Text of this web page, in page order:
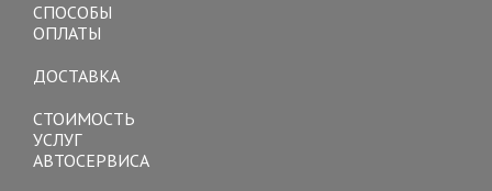
СПОСОБЫ
ОПЛАТЫ
ДОСТАВКА
СТОИМОСТЬ
УСЛУГ
АВТОСЕРВИСА